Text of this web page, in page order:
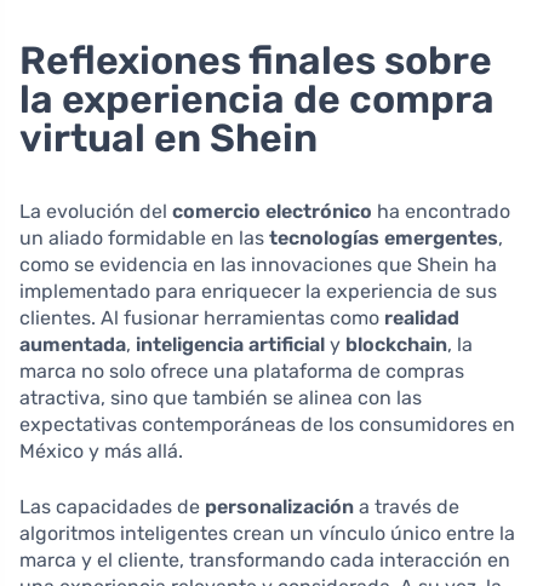
Reflexiones finales sobre
la experiencia de compra
virtual en Shein
La evolución del comercio electrónico ha encontrado
un aliado formidable en las tecnologías emergentes,
como se evidencia en las innovaciones que Shein ha
implementado para enriquecer la experiencia de sus
clientes. Al fusionar herramientas como realidad
aumentada, inteligencia artificial y blockchain, la
marca no solo ofrece una plataforma de compras
atractiva, sino que también se alinea con las
expectativas contemporáneas de los consumidores en
México y más allá.
Las capacidades de personalización a través de
algoritmos inteligentes crean un vínculo único entre la
marca y el cliente, transformando cada interacción en